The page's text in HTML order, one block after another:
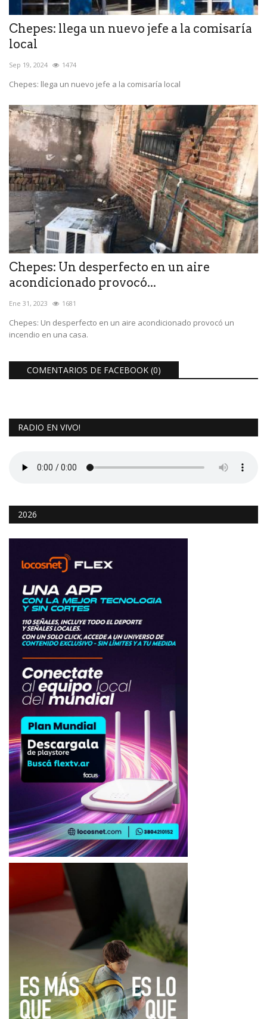
Chepes: llega un nuevo jefe a la comisaría
local
Sep 19, 2024 1474
Chepes: llega un nuevo jefe a la comisaría local
Chepes: Un desperfecto en un aire
acondicionado provocó...
Ene 31, 2023 1681
Chepes: Un desperfecto en un aire acondicionado provocó un
incendio en una casa.
COMENTARIOS DE FACEBOOK (0)
RADIO EN VIVO!
2026